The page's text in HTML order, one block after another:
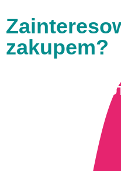
zakupem?
SKLEP